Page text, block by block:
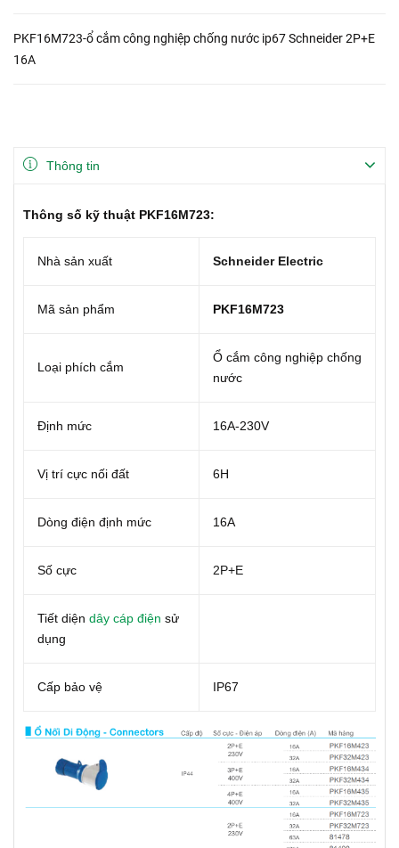
PKF16M723-ổ cắm công nghiệp chống nước ip67 Schneider 2P+E
16A
Thông tin
Thông số kỹ thuật PKF16M723:
Nhà sản xuất Schneider Electric
Mã sản phẩm PKF16M723
Loại phích cắm
Ổ cắm công nghiệp chống
nước
Định mức 16A-230V
Vị trí cực nối đất 6H
Dòng điện định mức 16A
Số cực 2P+E
Tiết diện dây cáp điện sử
dụng
Cấp bảo vệ IP67